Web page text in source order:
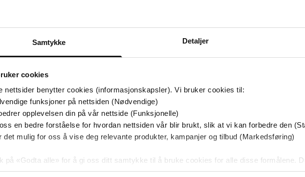
Samtykke Detaljer
cookies
nettsider benytter cookies (informasjonskapsler). Vi bruker cookies til:
funksjoner på nettsiden (Nødvendige)
opplevelsen din på vår nettside (Funksjonelle)
en bedre forståelse for hvordan nettsiden vår blir brukt, slik at vi kan forbedre den
det mulig for oss å vise deg relevante produkter, kampanjer og tilbud (Markedsføring)
på «Godta alle» for å gi oss ditt samtykke til å bruke cookies for alle disse formålene.
til spesifikke formål ved å klikke på «Tilpass». Du kan når som helst trekke
Tigrene finner formen
Pål Gerhard Olsen
168,-
Tigrene tar avspark
Pål Gerhard Olsen
kjøpt
Første gang på tilbud